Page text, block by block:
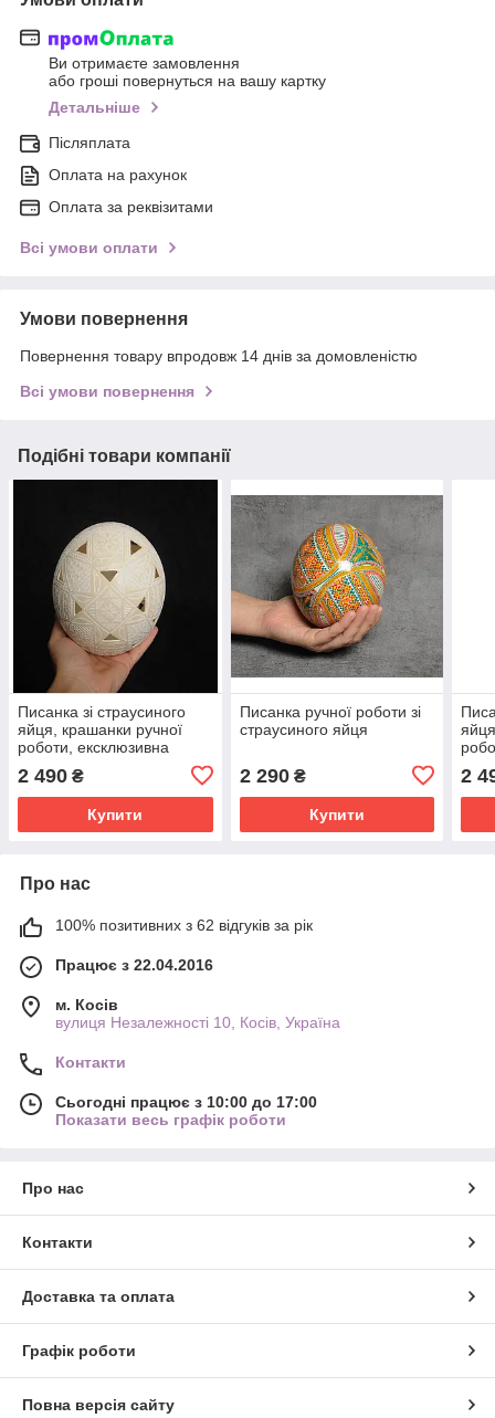
Ви отримаєте замовлення
або гроші повернуться на вашу картку
Детальніше
Післяплата
Оплата на рахунок
Оплата за реквізитами
Всі умови оплати
Умови повернення
Повернення товару впродовж 14 днів за домовленістю
Всі умови повернення
Подібні товари компанії
Писанка зі страусиного
яйця, крашанки ручної
роботи, ексклюзивна
2 490 ₴
Купити
Писанка ручної роботи зі
страусиного яйця
2 290₴
Купити
2
Про нас
100% позитивних з 62 відгуків за рік
Працює з 22.04.2016
м. Косів
вулиця Незалежності 10, Косів, Україна
Контакти
Сьогодні працює з 10:00 до 17:00
Показати весь графік роботи
Про нас
Контакти
Доставка та оплата
Графік роботи
Повна версія сайту